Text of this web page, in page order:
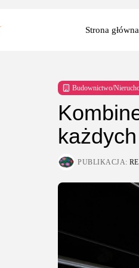
Strona główna
Budownictwo/
PUBLIKACJA: